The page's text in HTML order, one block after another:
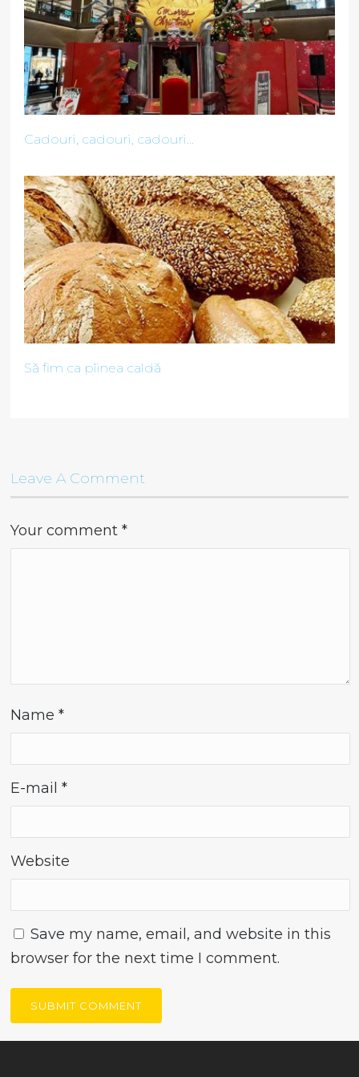
Cadouri, cadouri, cadouri...
Să fim ca pîinea caldă
Leave A Comment
Your comment*
Name*
E-mail*
Website
Save my name, email, and website in this
browser for the next time I comment.